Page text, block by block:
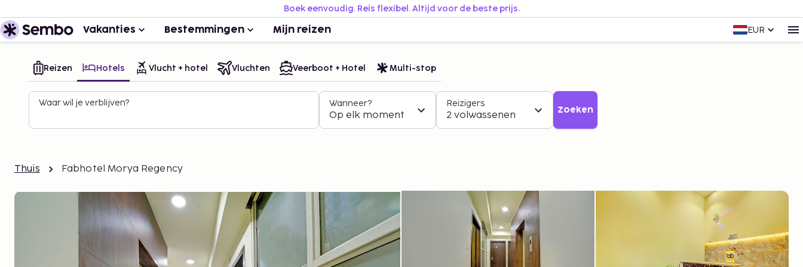
Boek eenvoudig. Reis flexibel. Altijd voor de beste prijs.
Vakanties Bestemmingen Mijn reizen EUR
Reizen Hotels Vlucht + hotel Vluchten Veerboot + Hotel Multi-stop
Waar wil je verblijven? Wanneer?
Op elk moment
Reizigers
2 volwassenen Zoeken
Thuis Fabhotel Morya Regency